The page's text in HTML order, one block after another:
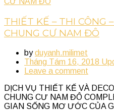
THIẾT KẾ – THI CÔNG
CHUNG CƯ NAM ĐÔ
byduyanh.milimet
Tháng Tám 16, 2018
Leave a comment
DỊCH VỤ THIẾT KẾ VÀ
CHUNG CƯ NAM ĐÔ
GIAN SỐNG MƠ ƯỚC CỦA